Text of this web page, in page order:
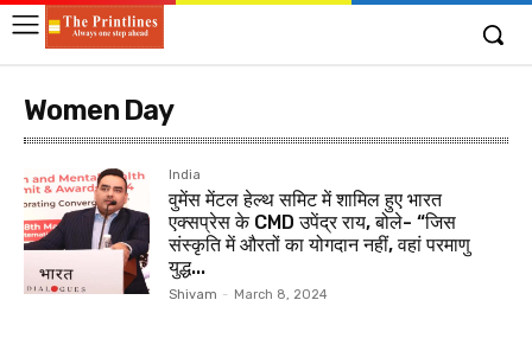
Women Day
India
वुमेंस मेंटल हेल्थ समिट में शामिल हुए भारत
एक्सप्रेस के CMD उपेंद्र राय, बोले- “जिस
संस्कृति में औरतों का योगदान नहीं, वहां परमाणु
युद्ध...
Shivam - March 8, 2024